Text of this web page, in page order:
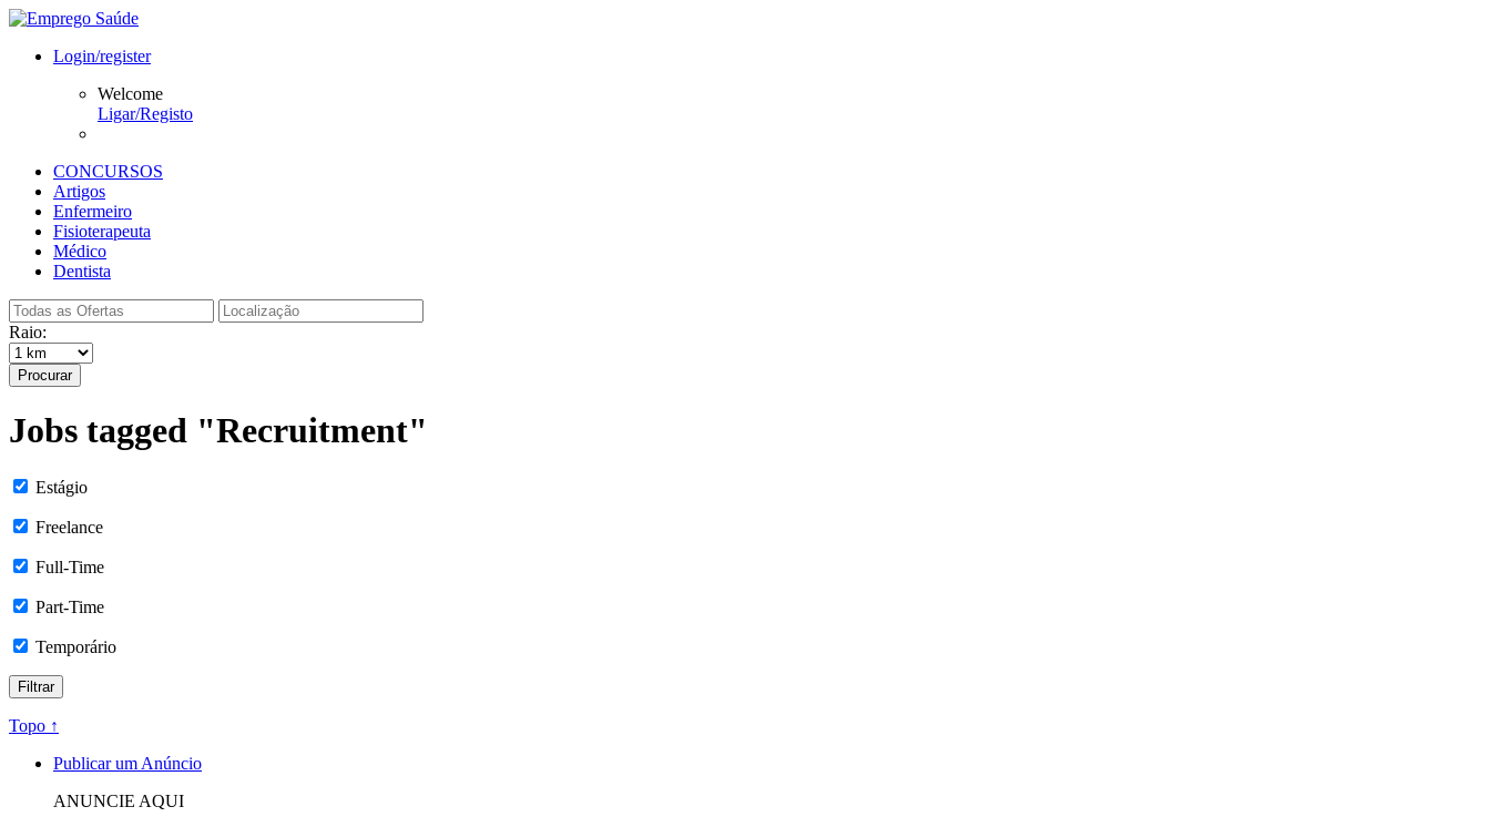
Login/register
Welcome
Ligar/Registo
CONCURSOS
Artigos
Enfermeiro
Fisioterapeuta
Médico
Dentista
Raio:
Procurar
Jobs tagged "Recruitment"
Estágio
Freelance
Full-Time
Part-Time
Temporário
Topo ↑
Publicar um Anúncio
ANUNCIE AQUI